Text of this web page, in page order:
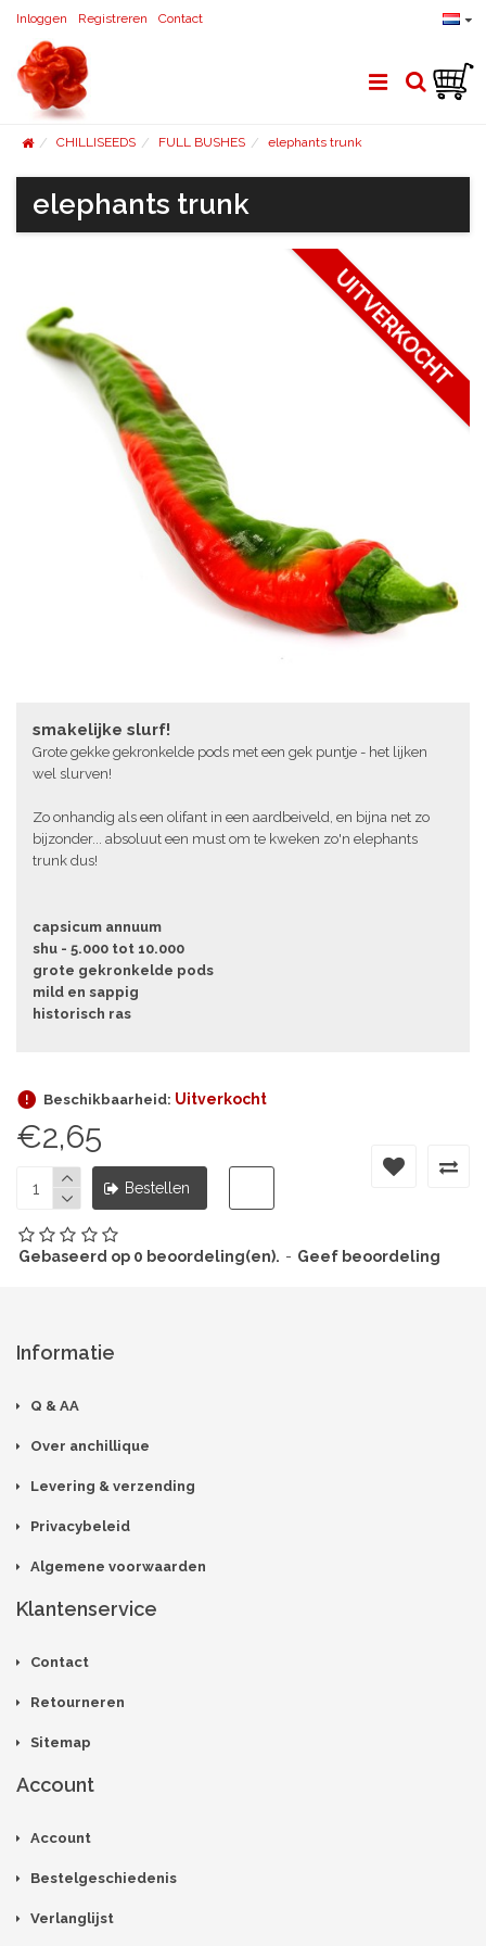
Inloggen Registreren Contact
CHILLISEEDS FULL BUSHES elephants trunk
elephants trunk
UITVERKOCHT
smakelijke slurf!
Grote gekke gekronkelde pods met een gek puntje - het lijken
wel slurven!
Zo onhandig als een olifant in een aardbeiveld, en bijna net zo
bijzonder... absoluut een must om te kweken zo'n elephants
trunk dus!
capsicum annuum
shu - 5.000 tot 10.000
grote gekronkelde pods
mild en sappig
historisch ras
Beschikbaarheid: Uitverkocht
Gebaseerd op 0 beoordeling(en). - Geef beoordeling
€2,65
Bestellen
Informatie
Q & AA
Over anchillique
Levering & verzending
Privacybeleid
Algemene voorwaarden
Klantenservice
Contact
Retourneren
Sitemap
Account
Account
Bestelgeschiedenis
Verlanglijst